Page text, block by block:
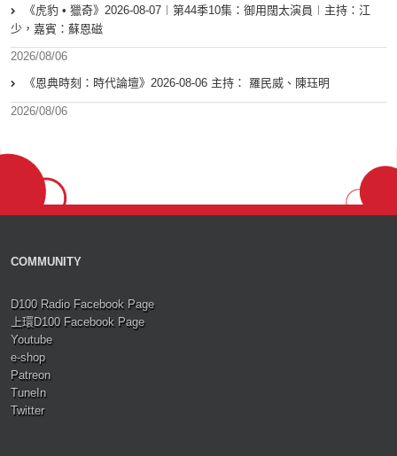
《虎豹 • 獵奇》2026-08-07︱第44季10集：御用闊太演員︱主持：江
少，嘉賓：蘇恩磁
2026/08/06
《恩典時刻：時代論壇》2026-08-06 主持： 羅民威、陳珏明
2026/08/06
COMMUNITY
D100 Radio Facebook Page
上環D100 Facebook Page
Youtube
e-shop
Patreon
TuneIn
Twitter